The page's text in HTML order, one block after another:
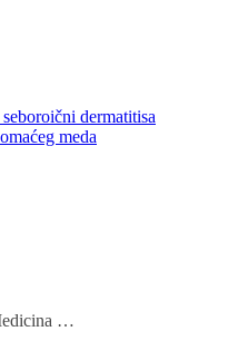
dermatitisa
meda
…